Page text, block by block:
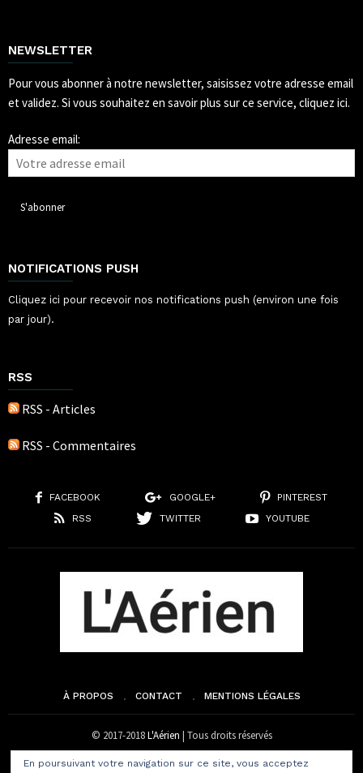
NEWSLETTER
Pour vous abonner à notre newsletter, saisissez votre adresse email
et validez. Si vous souhaitez en savoir plus sur ce service, cliquez ici.
Adresse email:
NOTIFICATIONS PUSH
Cliquez ici pour recevoir nos notifications push (environ une fois
par jour).
RSS
RSS - Articles
RSS - Commentaires
FACEBOOK GOOGLE+
PINTEREST
RSS
TWITTER YOUTUBE
À PROPOS CONTACT MENTIONS LÉGALES
© 2017-2018L'Aérien | Tous droits réservés
En poursuivant votre navigation sur ce site, vous acceptez